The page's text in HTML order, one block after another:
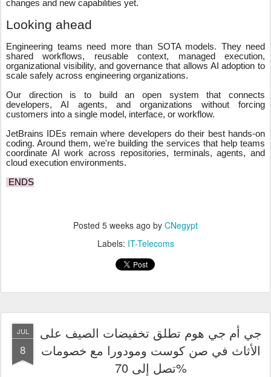
changes and new capabilities yet.
Looking ahead
Engineering teams need more than SOTA models. They need
shared workflows, reusable context, managed execution,
organizational visibility, and governance that allows AI adoption to
scale safely across engineering organizations.
Our direction is to build an open system that connects
developers, AI agents, and organizations without forcing
customers into a single model, interface, or workflow.
JetBrains IDEs remain where developers do their best hands-on
coding. Around them, we're building the services that help teams
coordinate AI work across repositories, terminals, agents, and
cloud execution environments.
ENDS
Posted 5 weeks ago by CNegypt
Labels: IT-Telecoms
JUL
8
جي أم جي هوم تطلق تخفيضات الصيف على
الأثاث في صن كوست ومودورا مع خصومات
تصل إلى 70%